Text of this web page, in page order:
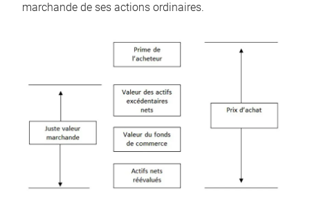
marchande de ses actions ordinaires.